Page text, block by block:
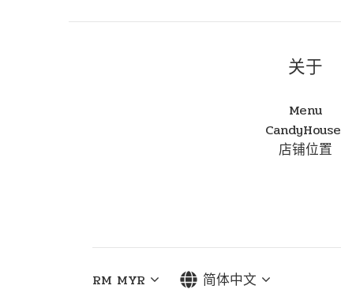
关于
Menu
CandyHouse
店铺位置
RM MYR 简体中文